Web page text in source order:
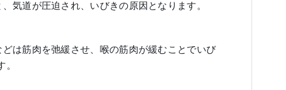
気道が圧迫され、いびきの原因となります。
は筋肉を弛緩させ、喉の筋肉が緩むことでいび
。